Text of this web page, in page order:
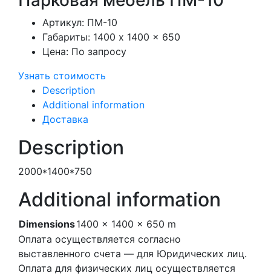
Артикул: ПМ-10
Габариты: 1400 x 1400 x 650
Цена: По запросу
Узнать стоимость
Description
Additional information
Доставка
Description
2000*1400*750
Additional information
Dimensions1400 × 1400 × 650 m
Оплата осуществляется согласно
выставленного счета — для Юридических лиц.
Оплата для физических лиц осуществляется